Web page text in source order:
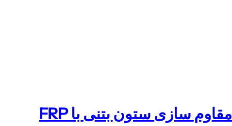
مقاوم سازی ستون بتنی با FRP